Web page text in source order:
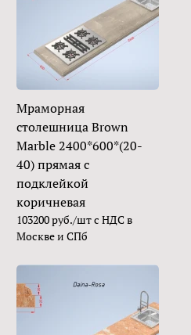
Мраморная
столешница Brown
Marble 2400*600*(20-
40) прямая с
подклейкой
коричневая
103200 руб./шт с НДС в
Москве и СПб